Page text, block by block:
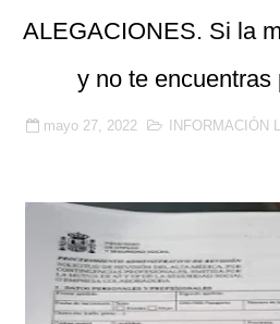
ALEGACIONES. Si la
y no te encuentras
mayo 27, 2022 INFORMACIÓN